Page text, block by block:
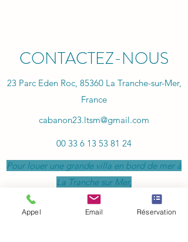
CONTACTEZ-NOUS
23 Parc Eden Roc, 85360 La Tranche-sur-Mer,
France
cabanon23.ltsm@gmail.com
00 33 6 13 53 81 24
Pour louer une grande villa en bord de mer à
La Tranche sur Mer,
c'est bien ici !
Appel Email Réservation